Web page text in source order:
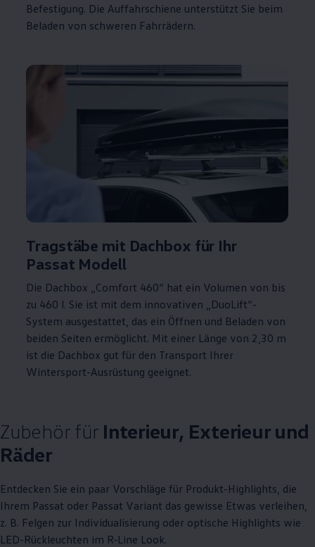
Befestigung. Die Auffahrschiene unterstützt Sie beim
Beladen von schweren Fahrrädern.
Tragstäbe mit Dachbox für Ihr
Passat Modell
Die Dachbox „Comfort 460“ hat ein Volumen von bis
zu 460 l. Sie ist mit dem innovativen „DuoLift“-
System ausgestattet, das ein Öffnen und Beladen von
beiden Seiten ermöglicht. Mit einer Länge von 2,30 m
ist die Dachbox gut für den Transport Ihrer
Wintersport-Ausrüstung geeignet.
Zubehörfür Interieur, Exterieur und
Räder
Entdecken Sie ein paar Vorschläge für Produkt-Highlights , die
Ihrem Passat oder Passat Variant das gewisse Etwas verleihen,
z. B. Felgen zur Individualisierung oder optische Highlights wie
LED-Rückleuchten im R‑Line Look.